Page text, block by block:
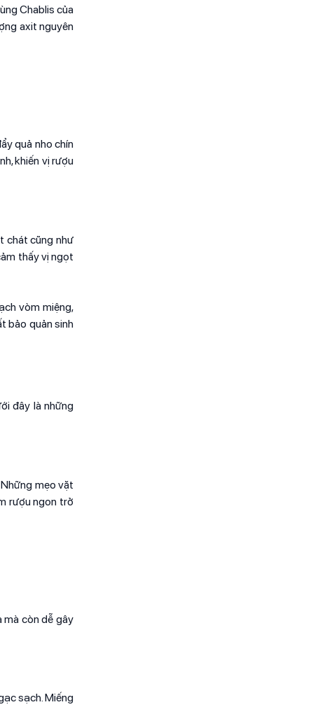
Chablis của
axit nguyên
quả nho chín
khiến vị rượu
chát cũng như
thấy vị ngọt
vòm miệng,
bảo quản sinh
đây là những
mẹo vặt
rượu ngon trở
mà còn dễ gây
sạch. Miếng